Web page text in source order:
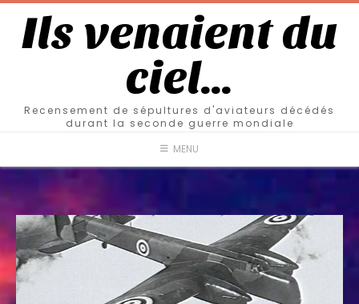
Ils venaient du
ciel…
Recensement de sépultures d'aviateurs décédés
durant la seconde guerre mondiale
MENU